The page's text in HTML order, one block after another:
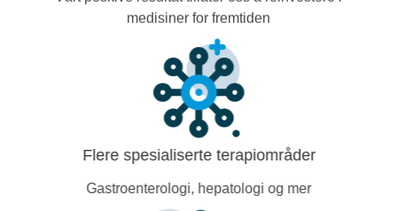
medisiner for fremtiden
Flere spesialiserte terapiområder
Gastroenterologi, hepatologi og mer